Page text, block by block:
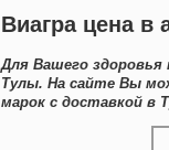
Виагра цена в
Для Вашего здоровья
Тулы. На сайте Вы
марок с доставкой в